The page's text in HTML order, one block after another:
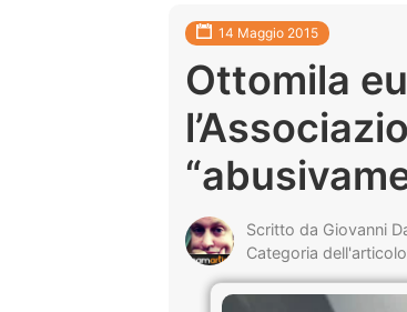
14 Maggio 2015
Ottomila
Scritto da Giovanni
Categoria